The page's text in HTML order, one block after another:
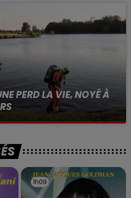
PERD LA VIE, NOYÉ À
pic
1h09
1h09